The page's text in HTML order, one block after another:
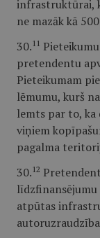
infrastruktūrai,
ne mazāk kā
30. 11
pretendentu
Pieteikumam
lēmumu, kurš
lemts par to, ka
viņiem
pagalma
30. 12
līdzfinansējumu
atpūtas